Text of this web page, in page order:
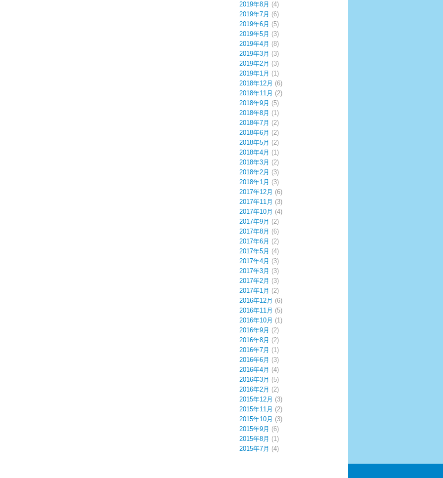
2019年8月 (4)
2019年7月 (6)
2019年6月 (5)
2019年5月 (3)
2019年4月 (8)
2019年3月 (3)
2019年2月 (3)
2019年1月 (1)
2018年12月 (6)
2018年11月 (2)
2018年9月 (5)
2018年8月 (1)
2018年7月 (2)
2018年6月 (2)
2018年5月 (2)
2018年4月 (1)
2018年3月 (2)
2018年2月 (3)
2018年1月 (3)
2017年12月 (6)
2017年11月 (3)
2017年10月 (4)
2017年9月 (2)
2017年8月 (6)
2017年6月 (2)
2017年5月 (4)
2017年4月 (3)
2017年3月 (3)
2017年2月 (3)
2017年1月 (2)
2016年12月 (6)
2016年11月 (5)
2016年10月 (1)
2016年9月 (2)
2016年8月 (2)
2016年7月 (1)
2016年6月 (3)
2016年4月 (4)
2016年3月 (5)
2016年2月 (2)
2015年12月 (3)
2015年11月 (2)
2015年10月 (3)
2015年9月 (6)
2015年8月 (1)
2015年7月 (4)